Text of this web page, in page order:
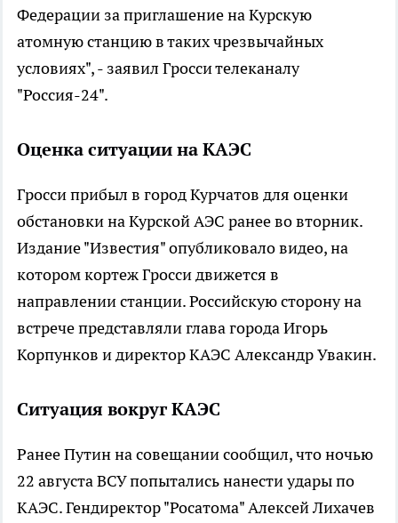
Федерации за приглашение на Курскую
атомную станцию в таких чрезвычайных
условиях", - заявил Гросси телеканалу
"Россия-24".
Оценка ситуации на КАЭС
Гросси прибыл в город Курчатов для оценки
обстановки на Курской АЭС ранее во вторник.
Издание "Известия" опубликовало видео, на
котором кортеж Гросси движется в
направлении станции. Российскую сторону на
встрече представляли глава города Игорь
Корпунков и директор КАЭС Александр Увакин.
Ситуация вокруг КАЭС
Ранее Путин на совещании сообщил, что ночью
22 августа ВСУ попытались нанести удары по
КАЭС. Гендиректор "Росатома" Алексей Лихачев